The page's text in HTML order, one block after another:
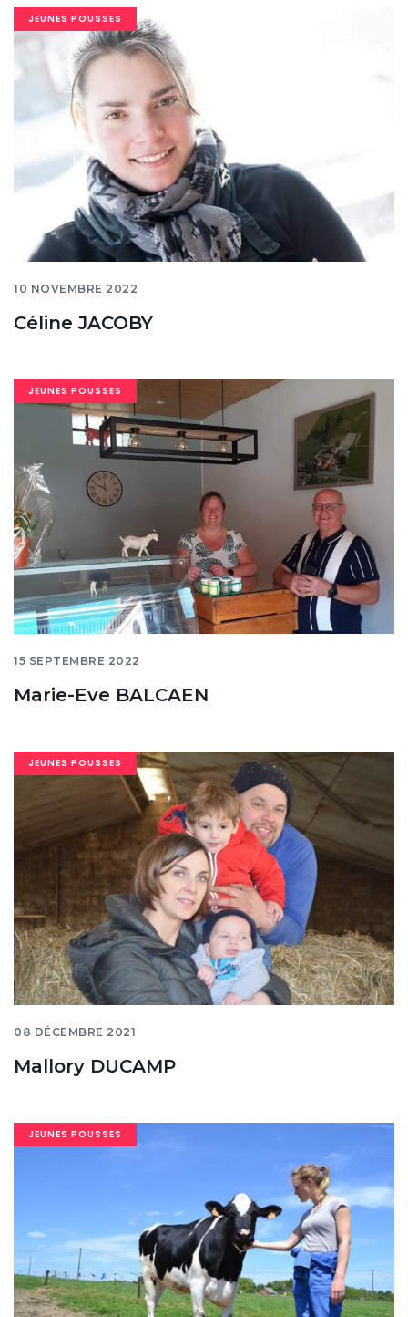
JEUNES POUSSES
Image
banner
10 NOVEMBRE 2022
Céline JACOBY
JEUNES POUSSES
Image
banner
15 SEPTEMBRE 2022
Marie-Eve BALCAEN
JEUNES POUSSES
Image
08 DÉCEMBRE 2021
Mallory DUCAMP
JEUNES POUSSES
Image